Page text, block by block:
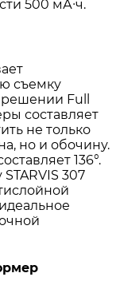
500 мА∙ч.
съемку
Full
составляет
не только
но и обочину.
136°.
307